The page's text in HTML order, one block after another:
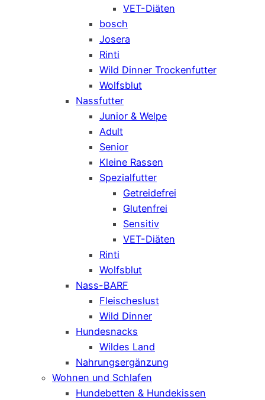
VET-Diäten
bosch
Josera
Rinti
Wild Dinner Trockenfutter
Wolfsblut
Nassfutter
Junior & Welpe
Adult
Senior
Kleine Rassen
Spezialfutter
Getreidefrei
Glutenfrei
Sensitiv
VET-Diäten
Rinti
Wolfsblut
Nass-BARF
Fleischeslust
Wild Dinner
Hundesnacks
Wildes Land
Nahrungsergänzung
Wohnen und Schlafen
Hundebetten & Hundekissen